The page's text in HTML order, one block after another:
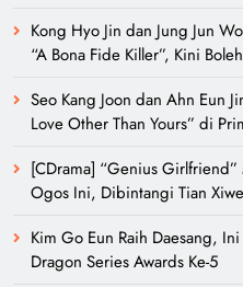
Kong Hyo Jin dan Jung Jun
“A Bona Fide Killer”, Kini
Seo Kang Joon dan Ahn Eun
Love Other Than Yours” di
[CDrama] “Genius
Ogos Ini, Dibintangi Tian
Kim Go Eun Raih Daesang,
Dragon Series Awards Ke-5